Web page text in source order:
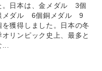
。日本は、金メダル 3個
メダル 6個銅メダル 9
を獲得しました。日本の冬
オリンピック史上、最多と